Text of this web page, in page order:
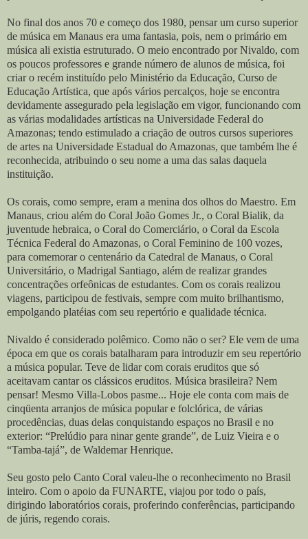
No final dos anos 70 e começo dos 1980, pensar um curso superior
de música em Manaus era uma fantasia, pois, nem o primário em
música ali existia estruturado. O meio encontrado por Nivaldo, com
os poucos professores e grande número de alunos de música, foi
criar o recém instituído pelo Ministério da Educação, Curso de
Educação Artística, que após vários percalços, hoje se encontra
devidamente assegurado pela legislação em vigor, funcionando com
as várias modalidades artísticas na Universidade Federal do
Amazonas; tendo estimulado a criação de outros cursos superiores
de artes na Universidade Estadual do Amazonas, que também lhe é
reconhecida, atribuindo o seu nome a uma das salas daquela
instituição.
Os corais, como sempre, eram a menina dos olhos do Maestro. Em
Manaus, criou além do Coral João Gomes Jr., o Coral Bialik, da
juventude hebraica, o Coral do Comerciário, o Coral da Escola
Técnica Federal do Amazonas, o Coral Feminino de 100 vozes,
para comemorar o centenário da Catedral de Manaus, o Coral
Universitário, o Madrigal Santiago, além de realizar grandes
concentrações orfeônicas de estudantes. Com os corais realizou
viagens, participou de festivais, sempre com muito brilhantismo,
empolgando platéias com seu repertório e qualidade técnica.
Nivaldo é considerado polêmico. Como não o ser? Ele vem de uma
época em que os corais batalharam para introduzir em seu repertório
a música popular. Teve de lidar com corais eruditos que só
aceitavam cantar os clássicos eruditos. Música brasileira? Nem
pensar! Mesmo Villa-Lobos pasme... Hoje ele conta com mais de
cinqüenta arranjos de música popular e folclórica, de várias
procedências, duas delas conquistando espaços no Brasil e no
exterior: “Prelúdio para ninar gente grande”, de Luiz Vieira e o
“Tamba-tajá”, de Waldemar Henrique.
Seu gosto pelo Canto Coral valeu-lhe o reconhecimento no Brasil
inteiro. Com o apoio da FUNARTE, viajou por todo o país,
dirigindo laboratórios corais, proferindo conferências, participando
de júris, regendo corais.